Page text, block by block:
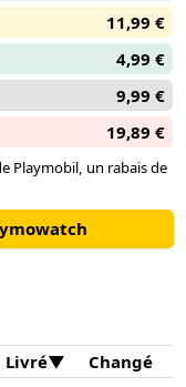
11,99 €
4,99 €
9,99 €
19,89 €
Playmobil, un rabais de
Livré
Changé